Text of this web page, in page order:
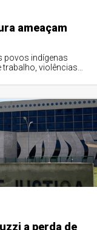
ameaçam
povos indígenas
violências
a perda de